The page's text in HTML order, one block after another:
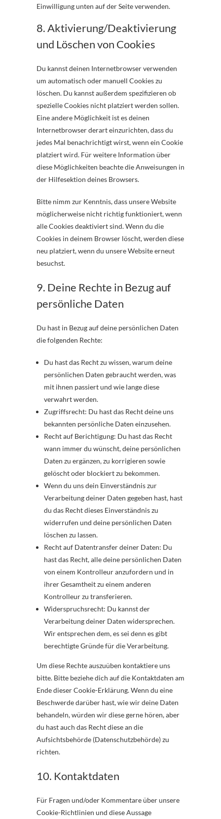
Einwilligung unten auf der Seite verwenden.
8. Aktivierung/Deaktivierung
und Löschen von Cookies
Du kannst deinen Internetbrowser verwenden
um automatisch oder manuell Cookies zu
löschen. Du kannst außerdem spezifizieren ob
spezielle Cookies nicht platziert werden sollen.
Eine andere Möglichkeit ist es deinen
Internetbrowser derart einzurichten, dass du
jedes Mal benachrichtigt wirst, wenn ein Cookie
platziert wird. Für weitere Information über
diese Möglichkeiten beachte die Anweisungen in
der Hilfesektion deines Browsers.
Bitte nimm zur Kenntnis, dass unsere Website
möglicherweise nicht richtig funktioniert, wenn
alle Cookies deaktiviert sind. Wenn du die
Cookies in deinem Browser löscht, werden diese
neu platziert, wenn du unsere Website erneut
besuchst.
9. Deine Rechte in Bezug auf
persönliche Daten
Du hast in Bezug auf deine persönlichen Daten
die folgenden Rechte:
Du hast das Recht zu wissen, warum deine
persönlichen Daten gebraucht werden, was
mit ihnen passiert und wie lange diese
verwahrt werden.
Zugriffsrecht: Du hast das Recht deine uns
bekannten persönliche Daten einzusehen.
Recht auf Berichtigung: Du hast das Recht
wann immer du wünscht, deine persönlichen
Daten zu ergänzen, zu korrigieren sowie
gelöscht oder blockiert zu bekommen.
Wenn du uns dein Einverständnis zur
Verarbeitung deiner Daten gegeben hast, hast
du das Recht dieses Einverständnis zu
widerrufen und deine persönlichen Daten
löschen zu lassen.
Recht auf Datentransfer deiner Daten: Du
hast das Recht, alle deine persönlichen Daten
von einem Kontrolleur anzufordern und in
ihrer Gesamtheit zu einem anderen
Kontrolleur zu transferieren.
Widerspruchsrecht: Du kannst der
Verarbeitung deiner Daten widersprechen.
Wir entsprechen dem, es sei denn es gibt
berechtigte Gründe für die Verarbeitung.
Um diese Rechte auszuüben kontaktiere uns
bitte. Bitte beziehe dich auf die Kontaktdaten am
Ende dieser Cookie-Erklärung. Wenn du eine
Beschwerde darüber hast, wie wir deine Daten
behandeln, würden wir diese gerne hören, aber
du hast auch das Recht diese an die
Aufsichtsbehörde (Datenschutzbehörde) zu
richten.
10. Kontaktdaten
Für Fragen und/oder Kommentare über unsere
Cookie-Richtlinien und diese Aussage